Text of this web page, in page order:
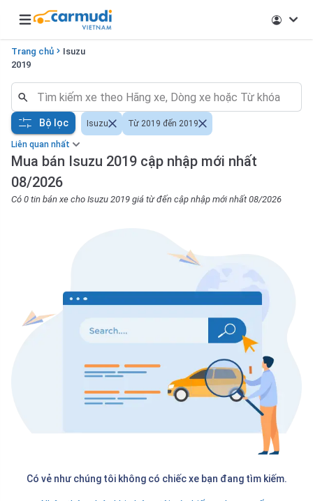
Open main menu
Trang chủ
Isuzu
2019
Liên quan nhất
Mua bán Isuzu 2019 cập nhập mới nhất
08/2026
Có 0 tin bán xe cho Isuzu 2019 giá từ đến cập nhập mới nhất 08/2026
Bộ lọc Isuzu Từ 2019 đến 2019
Có vẻ như chúng tôi không có chiếc xe bạn đang tìm kiếm.